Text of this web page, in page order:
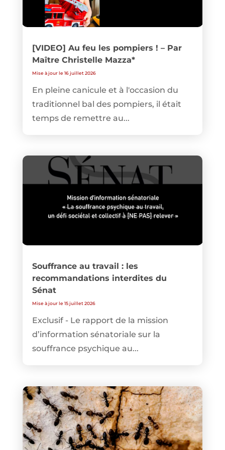
[VIDEO] Au feu les pompiers ! – Par
Maître Christelle Mazza*
Mise à jour le 16 juillet 2026
En pleine canicule et à l'occasion du
traditionnel bal des pompiers, il était
temps de remettre au...
Souffrance au travail : les
recommandations interdites du
Sénat
Mise à jour le 15 juillet 2026
Exclusif - Le rapport de la mission
d’information sénatoriale sur la
souffrance psychique au...